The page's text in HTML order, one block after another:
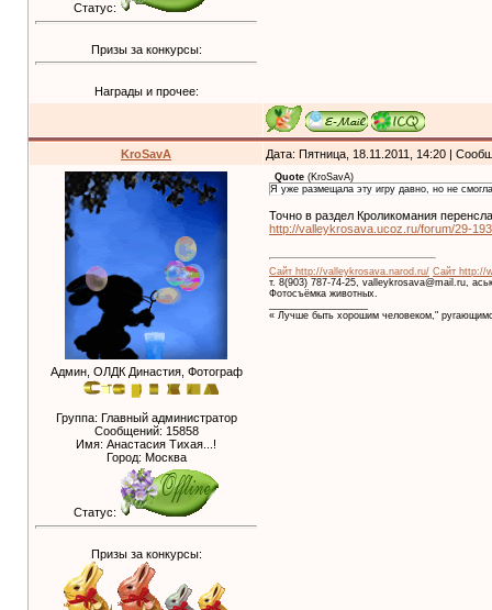
Статус:
Призы за конкурсы:
Награды и прочее:
KroSavA Дата: Пятница, 18.11.2011, 14:20 |
Админ, ОЛДК Династия, Фотограф
Группа: Главный администратор
Сообщений: 15858
Имя: Анастасия Тихая...!
Город: Москва
Статус:
Призы за конкурсы:
Quote (KroSavA)
Я уже размещала эту игру давно, но не
Точно в раздел Кроликомания
http://valleykrosava.ucoz.ru/forum/29-
Сайт http://valleykrosava.narod.ru/ Сайт http://
т. 8(903) 787-74-25, valleykrosava@mail.ru,
Фотосъёмка животных.
« Лучше быть хорошим человеком,"